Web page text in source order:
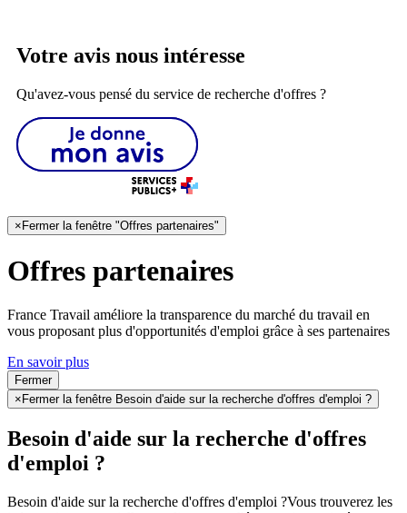
Votre avis nous intéresse
Qu'avez-vous pensé du service de recherche d'offres ?
×Fermer la fenêtre "Offres partenaires"
Offres partenaires
France Travail améliore la transparence du marché du travail en
vous proposant plus d'opportunités d'emploi grâce à ses partenaires
En savoir plus
Fermer
× Fermer la fenêtre Besoin d'aide sur la recherche d'offres d'emploi ?
Besoin d'aide sur la recherche d'offres
d'emploi ?
Besoin d'aide sur la recherche d'offres d'emploi ?Vous trouverez les